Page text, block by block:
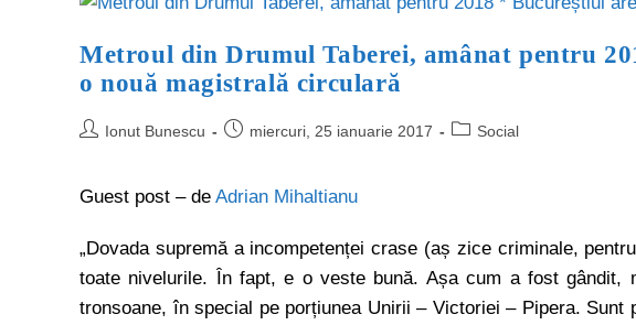
Metroul din Drumul Taberei, amânat pentru
o nouă magistrală circulară
Ionut Bunescu miercuri, 25 ianuarie 2017 Social
Guest post – de Adrian Mihaltianu
„Dovada supremă a incompetenței crase (aș zice criminale,
toate nivelurile. În fapt, e o veste bună. Așa cum a fost gândit,
tronsoane, în special pe porțiunea Unirii – Victoriei – Pipera.